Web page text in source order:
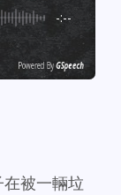
-:--
Powered By GSpeech
被一輛垃